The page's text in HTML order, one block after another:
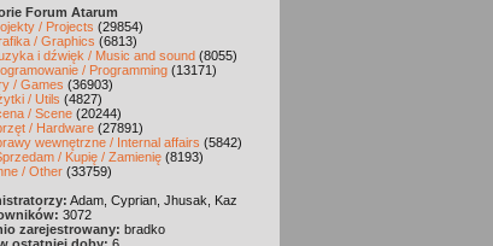
Forum Atarum
/ Projects (29854)
/ Graphics (6813)
i dźwięk / Music and sound (8055)
/ Programming (13171)
/ Games (36903)
/ Utils (4827)
/ Scene (20244)
/ Hardware (27891)
wewnętrzne / Internal affairs (5842)
/ Kupię / Zamienię (8193)
/ Other (33759)
Adam, Cyprian, Jhusak, Kaz
3072
zarejestrowany: bradko